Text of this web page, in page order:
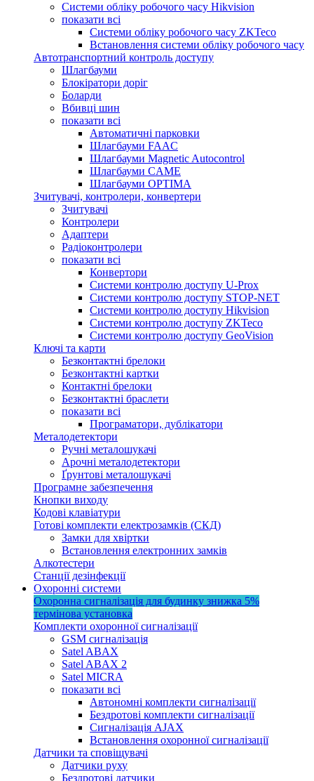
Системи обліку робочого часу Hikvision
показати всі
Системи обліку робочого часу ZKTeco
Встановлення системи обліку робочого часу
Автотранспортний контроль доступу
Шлагбауми
Блокіратори доріг
Боларди
Вбивці шин
показати всі
Автоматичні парковки
Шлагбауми FAAC
Шлагбауми Magnetic Autocontrol
Шлагбауми CAME
Шлагбауми OPTIMA
Зчитувачі, контролери, конвертери
Зчитувачі
Контролери
Адаптери
Радіоконтролери
показати всі
Конвертори
Системи контролю доступу U-Prox
Системи контролю доступу STOP-NET
Системи контролю доступу Hikvision
Системи контролю доступу ZKTeco
Системи контролю доступу GeoVision
Ключі та карти
Безконтактні брелоки
Безконтактні картки
Контактні брелоки
Безконтактні браслети
показати всі
Програматори, дублікатори
Металодетектори
Ручні металошукачі
Арочні металодетектори
Ґрунтові металошукачі
Програмне забезпечення
Кнопки виходу
Кодові клавіатури
Готові комплекти електрозамків (СКД)
Замки для хвіртки
Встановлення електронних замків
Алкотестери
Станції дезінфекції
Охоронні системи
Охоронна сигналізація для будинку знижка 5%
термінова установка
Комплекти охоронної сигналізації
GSM сигналізація
Satel ABAX
Satel ABAX 2
Satel MICRA
показати всі
Автономні комплекти сигналізації
Бездротові комплекти сигналізації
Сигналізація AJAX
Встановлення охоронної сигналізації
Датчики та сповіщувачі
Датчики руху
Бездротові датчики